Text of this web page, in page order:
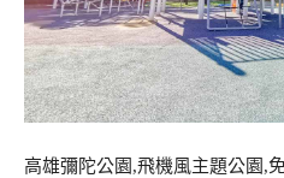
高雄彌陀公園,飛機風主題公園,